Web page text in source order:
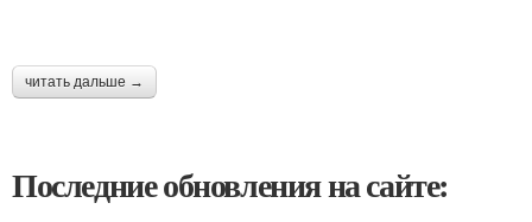
читать дальше →
Последние обновления на сайте: